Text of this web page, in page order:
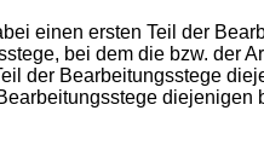
einen ersten Teil der
bei dem die bzw. der
der Bearbeitungsstege